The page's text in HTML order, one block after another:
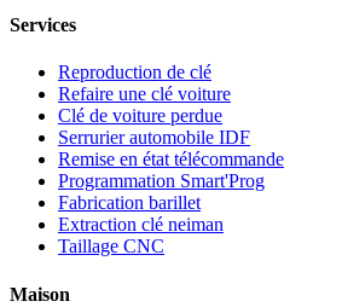
Services
Reproduction de clé
Refaire une clé voiture
Clé de voiture perdue
Serrurier automobile IDF
Remise en état télécommande
Programmation Smart'Prog
Fabrication barillet
Extraction clé neiman
Taillage CNC
Maison